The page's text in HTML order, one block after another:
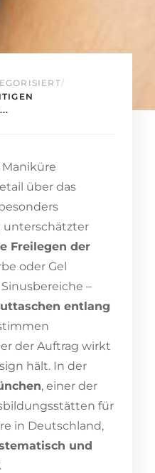
/
über das
unterschätzter
Freilegen der
oder Gel
–
entlang
der Auftrag wirkt
hält. In der
, einer der
für
in Deutschland,
und
.